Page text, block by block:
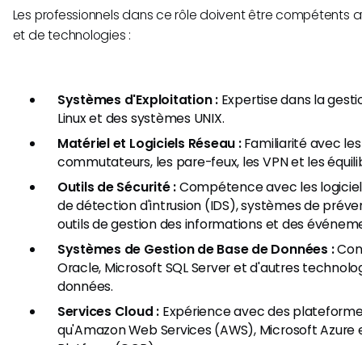
Les professionnels dans ce rôle doivent être compétents
et de technologies :
Systèmes d'Exploitation :Expertise dans la
Linux et des systèmes UNIX.
Matériel et Logiciels Réseau :Familiarité avec
commutateurs, les pare-feux, les VPN et les
Outils de Sécurité :Compétence avec les
de détection d'intrusion (IDS), systèmes de
outils de gestion des informations et des
Systèmes de Gestion de Base de Données :
Oracle, Microsoft SQL Server et d'autres
données.
Services Cloud : Expérience avec des
qu'Amazon Web Services (AWS), Microsoft Azure